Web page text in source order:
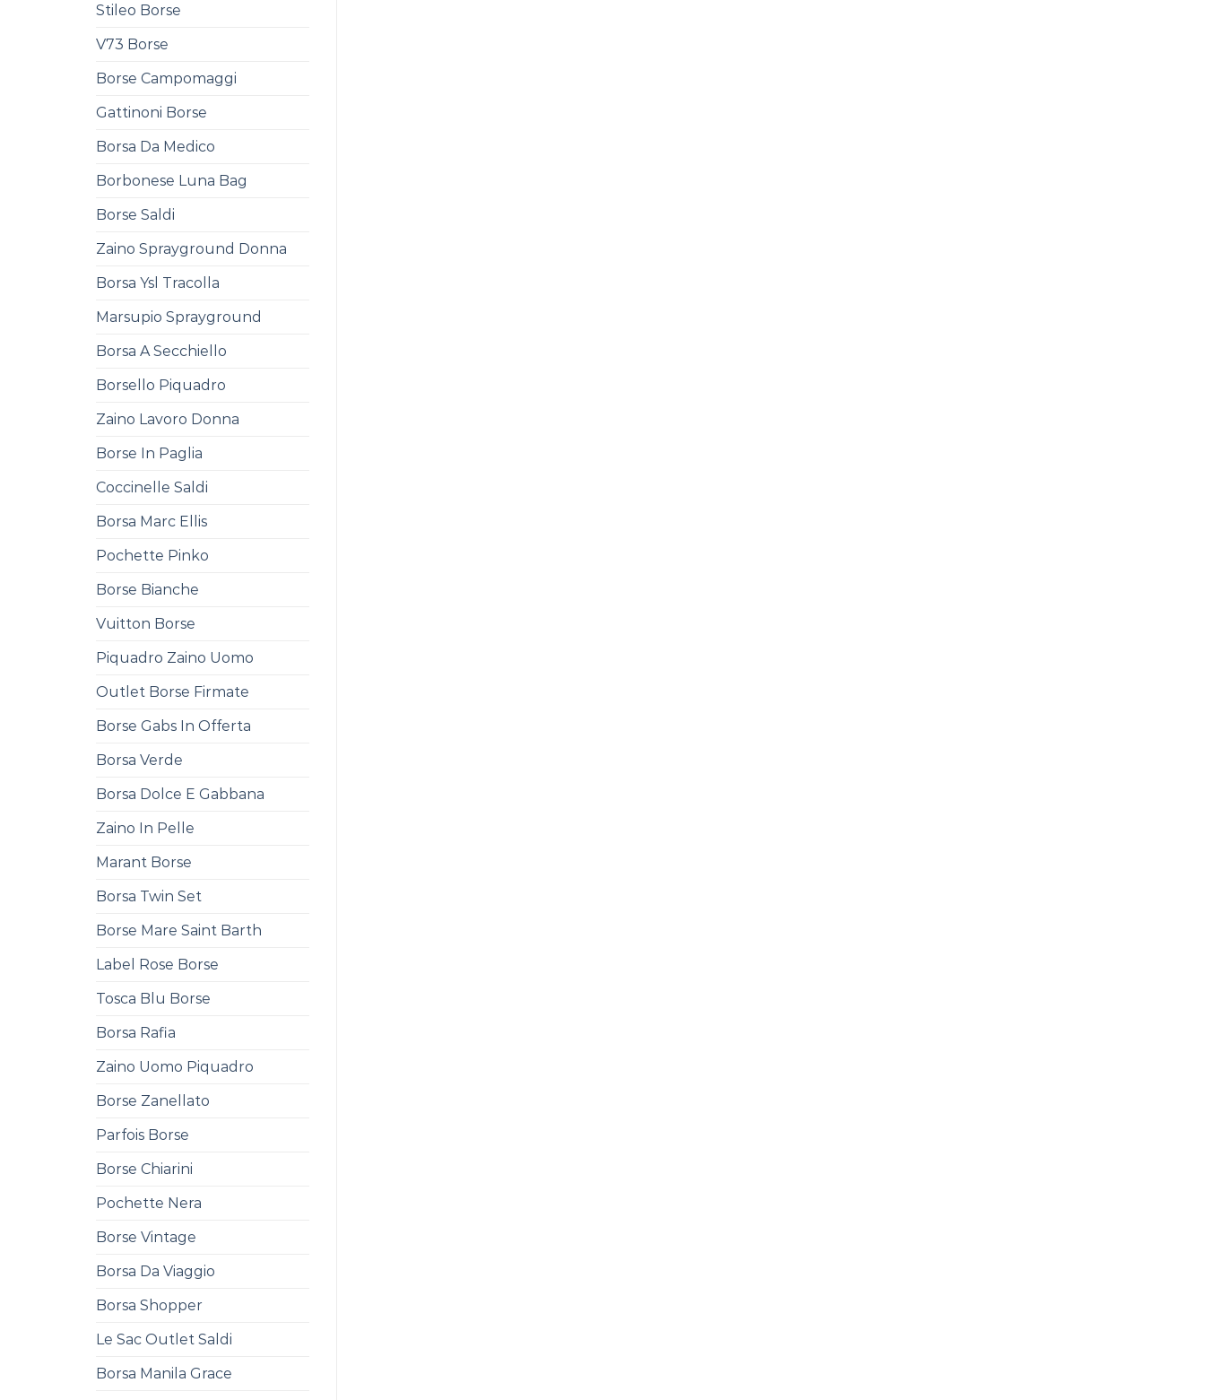
Stileo Borse
V73 Borse
Borse Campomaggi
Gattinoni Borse
Borsa Da Medico
Borbonese Luna Bag
Borse Saldi
Zaino Sprayground Donna
Borsa Ysl Tracolla
Marsupio Sprayground
Borsa A Secchiello
Borsello Piquadro
Zaino Lavoro Donna
Borse In Paglia
Coccinelle Saldi
Borsa Marc Ellis
Pochette Pinko
Borse Bianche
Vuitton Borse
Piquadro Zaino Uomo
Outlet Borse Firmate
Borse Gabs In Offerta
Borsa Verde
Borsa Dolce E Gabbana
Zaino In Pelle
Marant Borse
Borsa Twin Set
Borse Mare Saint Barth
Label Rose Borse
Tosca Blu Borse
Borsa Rafia
Zaino Uomo Piquadro
Borse Zanellato
Parfois Borse
Borse Chiarini
Pochette Nera
Borse Vintage
Borsa Da Viaggio
Borsa Shopper
Le Sac Outlet Saldi
Borsa Manila Grace